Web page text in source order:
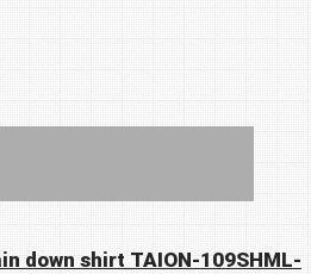
down shirt TAION-109SHML-